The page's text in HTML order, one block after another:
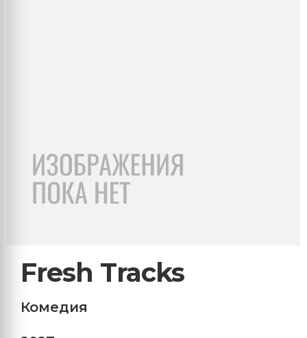
Fresh Tracks
Комедия